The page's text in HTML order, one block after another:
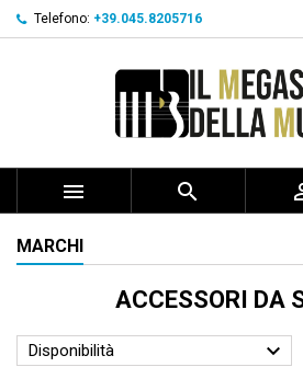
Telefono: +39.045.8205716
 
MARCHI
ACCESSORI DA
Disponibilità 